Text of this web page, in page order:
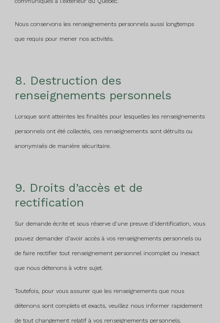
Nous conservons les renseignements personnels aussi longtemps
que requis pour mener nos activités.
8. Destruction des
renseignements personnels
Lorsque sont atteintes les finalités pour lesquelles les renseignements
personnels ont été collectés, ces renseignements sont détruits ou
anonymisés de manière sécuritaire.
9. Droits d’accès et de
rectification
Sur demande écrite et sous réserve d’une preuve d’identification, vous
pouvez demander d’avoir accès à vos renseignements personnels ou
de faire rectifier tout renseignement personnel incomplet ou inexact
que nous détenons à votre sujet.
Toutefois, pour vous assurer que les renseignements que nous
détenons sont complets et exacts, veuillez nous informer rapidement
de tout changement relatif à vos renseignements personnels.